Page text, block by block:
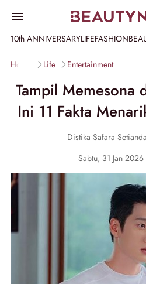
10th ANNIVERSARYLIFEFASHION
Home Life Entertainment
Tampil Memesona
Ini 11 Fakta
Distika Safara
Sabtu, 31 Jan